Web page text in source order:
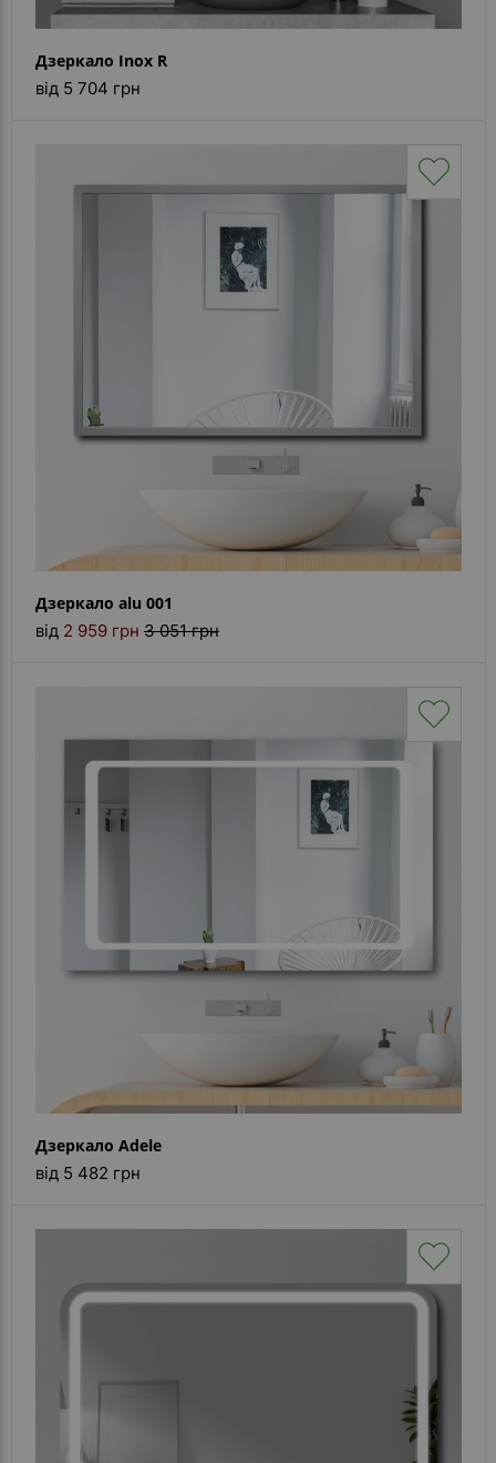
Дзеркало Inox R
від 5 704 грн
Дзеркало alu 001
від 2 959 грн 3 051 грн
Дзеркало Adele
від 5 482 грн